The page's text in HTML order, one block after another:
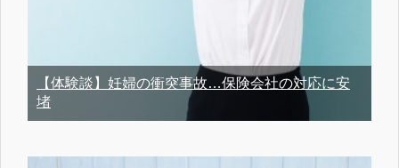
【体験談】妊婦の衝突事故…保険会社の対応に安
堵